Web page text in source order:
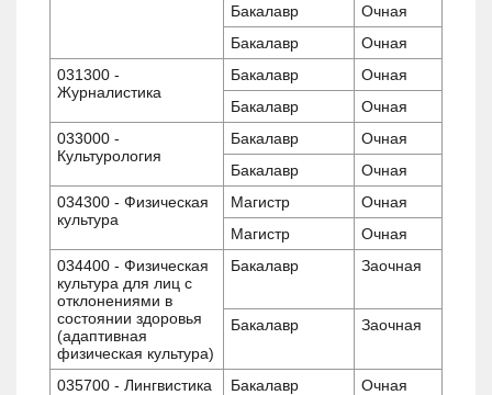
Бакалавр
Очная
Бакалавр
Очная
031300 -
Журналистика
Бакалавр
Очная
Бакалавр
Очная
033000 -
Культурология
Бакалавр
Очная
Бакалавр
Очная
034300 - Физическая
культура
Магистр
Очная
Магистр
Очная
034400 - Физическая
культура для лиц с
отклонениями в
состоянии здоровья
(адаптивная
физическая культура)
Бакалавр Заочная
Бакалавр Заочная
035700 - Лингвистика Бакалавр
Очная